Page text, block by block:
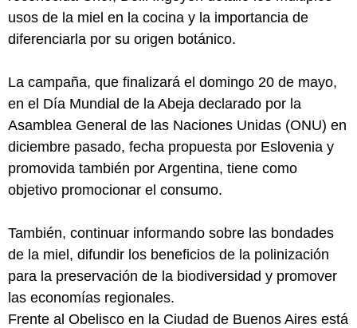
usos de la miel en la cocina y la importancia de
diferenciarla por su origen botánico.
La campaña, que finalizará el domingo 20 de mayo,
en el Día Mundial de la Abeja declarado por la
Asamblea General de las Naciones Unidas (ONU) en
diciembre pasado, fecha propuesta por Eslovenia y
promovida también por Argentina, tiene como
objetivo promocionar el consumo.
También, continuar informando sobre las bondades
de la miel, difundir los beneficios de la polinización
para la preservación de la biodiversidad y promover
las economías regionales.
Frente al Obelisco en la Ciudad de Buenos Aires está